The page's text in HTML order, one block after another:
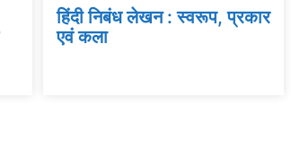
हिंदी निबंध लेखन : स्वरूप, प्रकार
एवं कला